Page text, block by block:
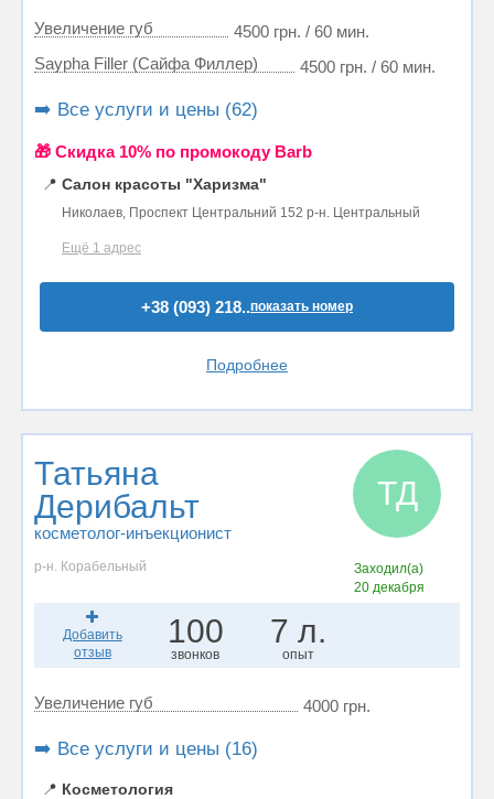
Увеличение губ
4500 грн. / 60 мин.
Saypha Filler (Сайфа Филлер)
4500 грн. / 60 мин.
➡️ Все услуги и цены (62)
🎁 Cкидка 10% по промокоду Barb
📍 Салон красоты "Харизма"
Николаев, Проспект Центральний 152 р-н. Центральный
Ещё 1 адрес
+38 (093) 218..показать номер
Подробнее
Татьяна
Дерибальт
косметолог-инъекционист
ТД
р-н. Корабельный
Заходил(а)
20 декабря
Добавить
отзыв
100
звонков
7 л.
опыт
Увеличение губ 4000 грн.
➡️ Все услуги и цены (16)
📍 Косметология